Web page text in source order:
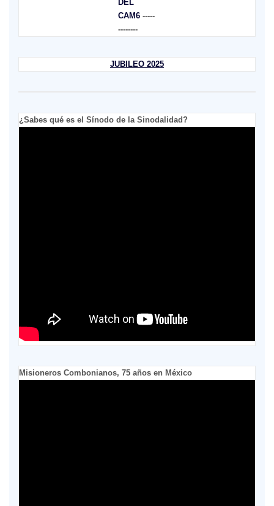
DEL
CAM6-----
--------
JUBILEO 2025
¿Sabes qué es el Sínodo de la Sinodalidad?
Misioneros Combonianos, 75 años en México